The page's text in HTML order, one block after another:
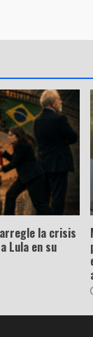
la crisis
Lula en su